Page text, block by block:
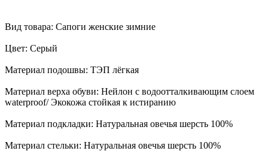
Вид товара: Сапоги женские зимние
Цвет: Серый
Материал подошвы: ТЭП лёгкая
Материал верха обуви: Нейлон с водоотталкивающим слоем
waterproof/ Экокожа стойкая к истиранию
Материал подкладки: Натуральная овечья шерсть 100%
Материал стельки: Натуральная овечья шерсть 100%